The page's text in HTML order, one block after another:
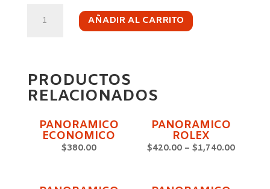
PANORAMICO
CONCAVOAÑADIR AL CARRITO
PRODUCTOS
RELACIONADOS
PANORAMICO
ECONOMICO
$380.00
PANORAMICO
ROLEX
$420.00 –$1,740.00